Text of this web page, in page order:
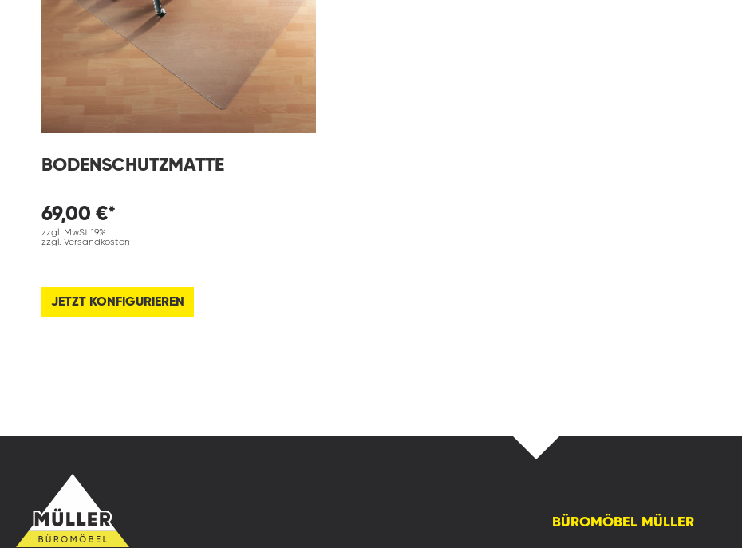
BODENSCHUTZMATTE
69,00 €*
zzgl. MwSt 19%
zzgl. Versandkosten
JETZT KONFIGURIEREN
BÜROMÖBEL MÜLLER